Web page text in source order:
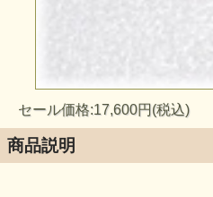
セール価格:17,600円(税込)
商品説明